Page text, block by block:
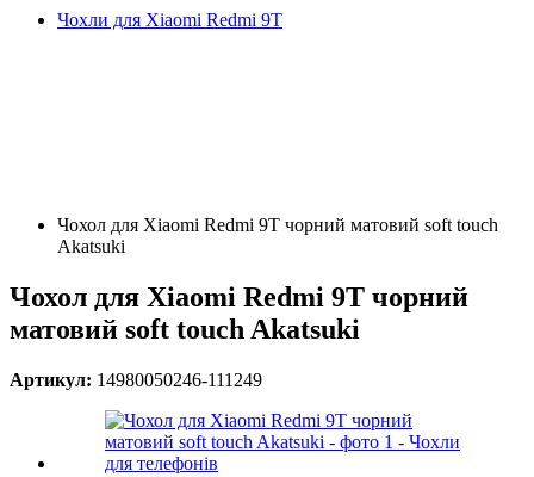
Чохли для Xiaomi Redmi 9T
Чохол для Xiaomi Redmi 9T чорний матовий soft touch
Akatsuki
Чохол для Xiaomi Redmi 9T чорний
матовий soft touch Akatsuki
Артикул: 14980050246-111249